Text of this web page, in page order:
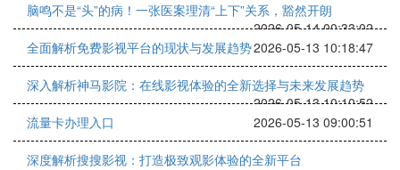
脑鸣不是“头”的病！一张医案理清“上下”关系，豁然开朗
2026-05-14 00:33:02
全面解析免费影视平台的现状与发展趋势2026-05-13 10:18:47
深入解析神马影院：在线影视体验的全新选择与未来发展趋势
2026-05-13 10:10:52
流量卡办理入口
2026-05-13 09:00:51
深度解析搜搜影视：打造极致观影体验的全新平台